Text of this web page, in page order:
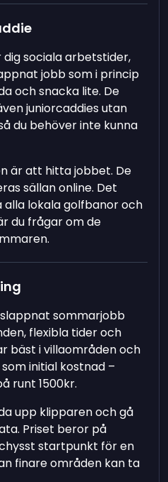
sociala arbetstider,
jobb som i princip
och snacka lite. De
juniorcaddies utan
du behöver inte kunna
är att hitta jobbet. De
sällan online. Det
lokala golfbanor och
du frågar om de
sommarjobb
flexibla tider och
bäst i villaområden och
initial kostnad –
runt1500kr.
upp klipparen och gå
Priset beror på
startpunkt för en
finare områden kan ta